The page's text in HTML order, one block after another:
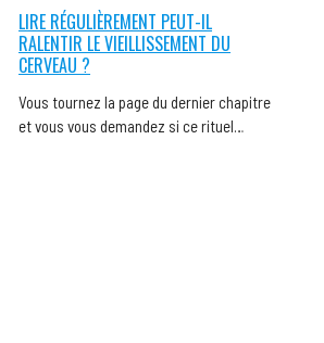
LIRE RÉGULIÈREMENT PEUT-IL
RALENTIR LE VIEILLISSEMENT DU
CERVEAU ?
Vous tournez la page du dernier chapitre
et vous vous demandez si ce rituel…